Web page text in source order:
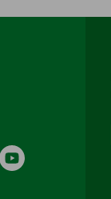
YouTube